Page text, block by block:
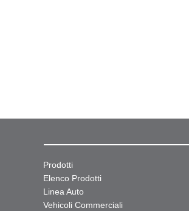
Prodotti
Elenco Prodotti
Linea Auto
Vehicoli Commerciali